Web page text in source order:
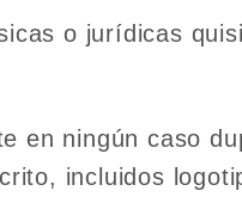
o jurídicas
en ningún caso
incluidos